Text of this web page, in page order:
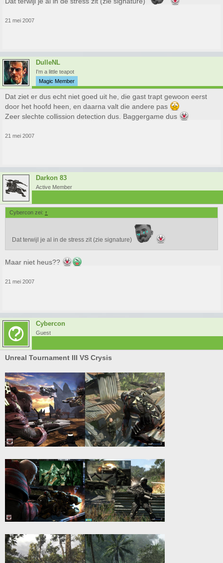
21 mei 2007
DulleNL
I'm a little teapot
Magic Member
Dat ziet er dus echt niet goed uit he, die gast trapt gewoon eerst
door het hoofd heen, en daarna valt die andere pas
Zeer slechte collission detection dus. Baggergame dus
21 mei 2007
Darkon 83
Active Member
Cybercon zei: ↑
Dat terwijl je al in de stress zit (zie signature)
Maar niet heus??
21 mei 2007
Cybercon
Guest
Unreal Tournament III VS Crysis